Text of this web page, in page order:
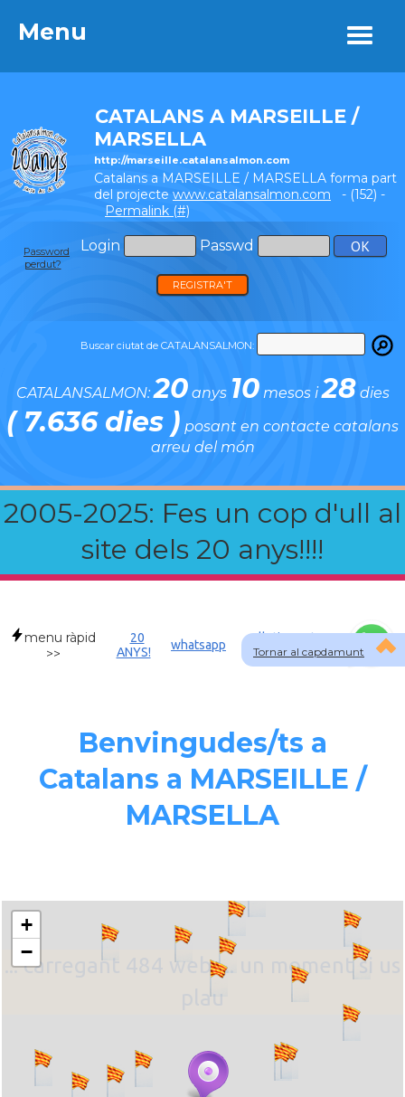
Menu
CATALANS A MARSEILLE /
MARSELLA
http://marseille.catalansalmon.com
Catalans a MARSEILLE / MARSELLA forma part
del projecte www.catalansalmon.com - (152) -
Permalink (#)
Login Passwd
Password
perdut?
REGISTRA'T
Buscar ciutat de CATALANSALMON:
CATALANSALMON:20anys 10mesos i28 dies
( 7.636 dies ) posant en contacte catalans
arreu del món
2005-2025: Fes un cop d'ull al
site dels 20 anys!!!!
Menu
Tornar al capdamunt
menu ràpid
>>
20
ANYS!
whatsapp
Allotjament a
FRA
Benvingudes/ts a
Catalans a MARSEILLE /
MARSELLA
... carregant 484 webs... un moment si us
plau
+
−